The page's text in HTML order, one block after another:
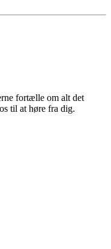
fortælle om alt det
til at høre fra dig.